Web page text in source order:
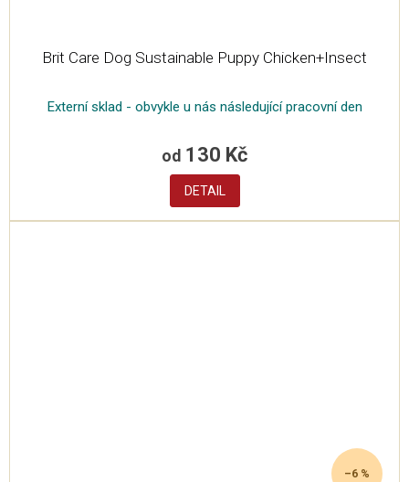
Brit Care Dog Sustainable Puppy Chicken+Insect
Externí sklad - obvykle u nás následující pracovní den
od 130 Kč
DETAIL
–6 %